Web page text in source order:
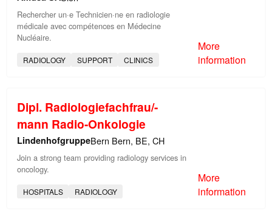
Rechercher un·e Technicien·ne en radiologie
médicale avec compétences en Médecine
Nucléaire.
RADIOLOGY SUPPORT CLINICS
More
information
Dipl. Radiologiefachfrau/-
mann Radio-Onkologie
LindenhofgruppeBern Bern, BE, CH
Join a strong team providing radiology services in
oncology.
HOSPITALS RADIOLOGY
More
information